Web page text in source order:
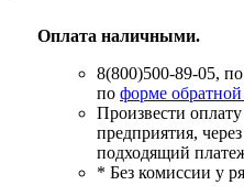
Оплата наличными.
8(800)500-89-05,
по форме обратной
Произвести
предприятия,
подходящий
* Без комиссии у